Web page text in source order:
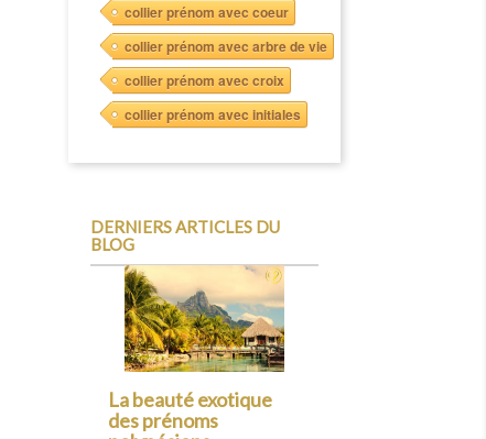
collier prénom avec coeur
collier prénom avec arbre de vie
collier prénom avec croix
collier prénom avec initiales
DERNIERS ARTICLES DU
BLOG
Les prénoms
normands : un voyage